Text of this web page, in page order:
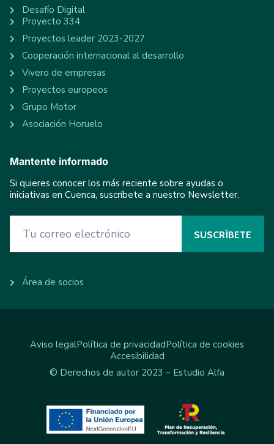
Desafío Digital
Proyecto 334
Proyectos leader 2023-2027
Cooperación internacional al desarrollo
Vivero de empresas
Proyectos europeos
Grupo Motor
Asociación Horuelo
Mantente informado
Si quieres conocer los más reciente sobre ayudas o
iniciativas en Cuenca, suscríbete a nuestro Newsletter.
Área de socios
Aviso legalPolítica de privacidadPolítica de cookies
Accesibilidad
© Derechos de autor 2023 – Estudio Alfa